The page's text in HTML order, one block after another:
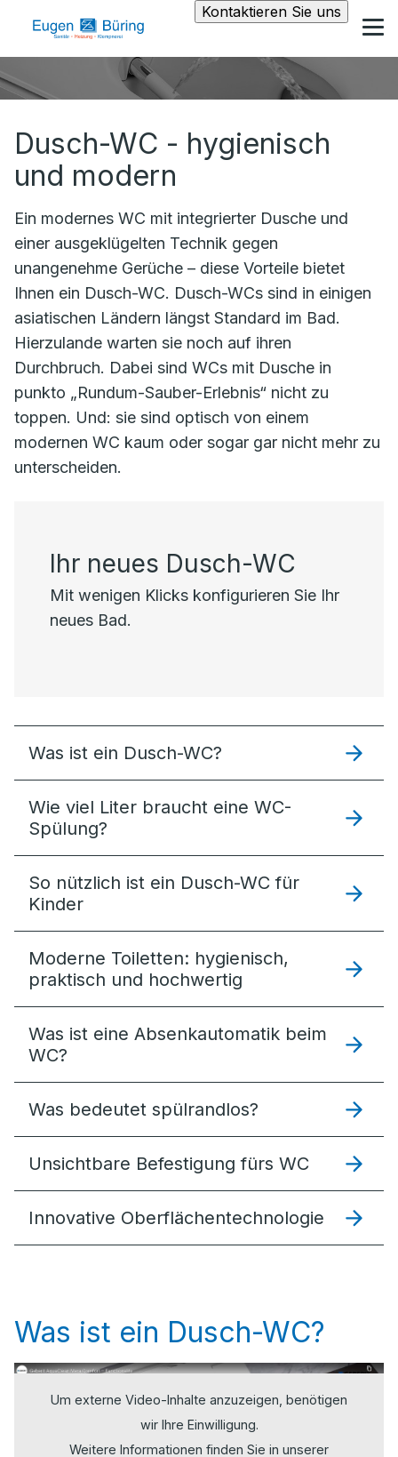
Kontaktieren Sie uns
Dusch-WC - hygienisch
und modern
Ein modernes WC mit integrierter Dusche und
einer ausgeklügelten Technik gegen
unangenehme Gerüche – diese Vorteile bietet
Ihnen ein Dusch-WC. Dusch-WCs sind in einigen
asiatischen Ländern längst Standard im Bad.
Hierzulande warten sie noch auf ihren
Durchbruch. Dabei sind WCs mit Dusche in
punkto „Rundum-Sauber-Erlebnis“ nicht zu
toppen. Und: sie sind optisch von einem
modernen WC kaum oder sogar gar nicht mehr zu
unterscheiden.
Ihr neues Dusch-WC
Mit wenigen Klicks konfigurieren Sie Ihr
neues Bad.
Was ist ein Dusch-WC?
Wie viel Liter braucht eine WC-
Spülung?
So nützlich ist ein Dusch-WC für
Kinder
Moderne Toiletten: hygienisch,
praktisch und hochwertig
Was ist eine Absenkautomatik beim
WC?
Was bedeutet spülrandlos?
Unsichtbare Befestigung fürs WC
Innovative Oberflächentechnologie
Was ist ein Dusch-WC?
Um externe Video-Inhalte anzuzeigen, benötigen
wir Ihre Einwilligung.
Weitere Informationen finden Sie in unserer